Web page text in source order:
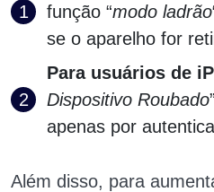
função “modo ladrão
se o aparelho for
Para usuários de
Dispositivo Roubado
apenas por
Além disso, para